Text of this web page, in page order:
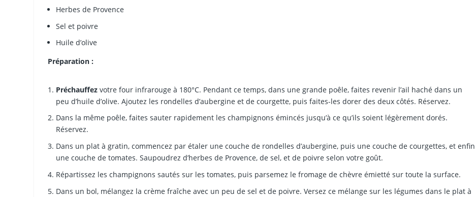
Herbes de Provence
Sel et poivre
Huile d’olive
Préparation :
Préchauffez votre four infrarouge à 180°C. Pendant ce temps, dans une grande poêle, faites revenir l’ail haché dans un
peu d’huile d’olive. Ajoutez les rondelles d’aubergine et de courgette, puis faites-les dorer des deux côtés. Réservez.
Dans la même poêle, faites sauter rapidement les champignons émincés jusqu’à ce qu’ils soient légèrement dorés.
Réservez.
Dans un plat à gratin, commencez par étaler une couche de rondelles d’aubergine, puis une couche de courgettes, et enfin
une couche de tomates. Saupoudrez d’herbes de Provence, de sel, et de poivre selon votre goût.
Répartissez les champignons sautés sur les tomates, puis parsemez le fromage de chèvre émietté sur toute la surface.
Dans un bol, mélangez la crème fraîche avec un peu de sel et de poivre. Versez ce mélange sur les légumes dans le plat à